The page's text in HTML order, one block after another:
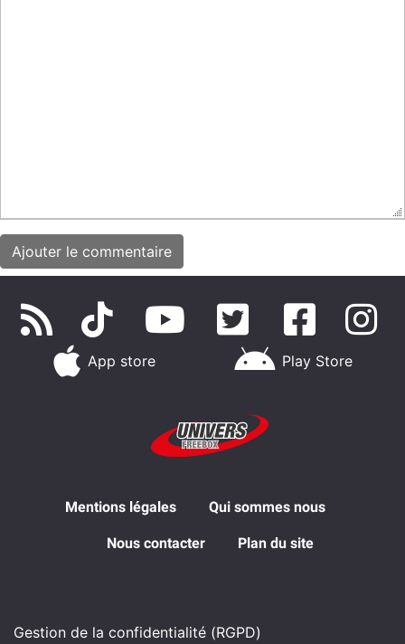
App store Play Store
Mentions légales Qui sommes nous
Nous contacter Plan du site
Gestion de la confidentialité (RGPD)